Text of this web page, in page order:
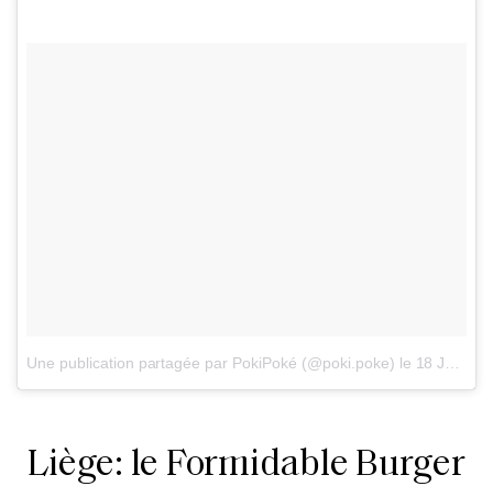
Une publication partagée par PokiPoké (@poki.poke) le 18 Juin 2018 à 3 :52 PDT
Liège: le Formidable Burger